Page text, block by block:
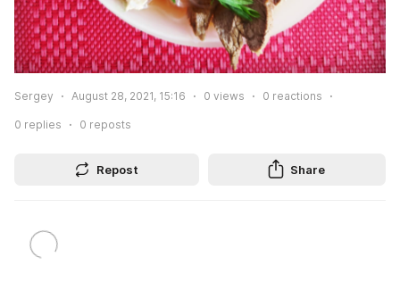
Sergey August 28, 2021, 15:16 0 views 0 reactions
0 replies 0 reposts
Repost Share